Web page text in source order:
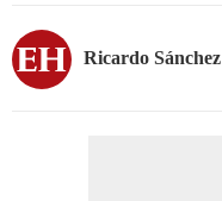
Ricardo Sánchez